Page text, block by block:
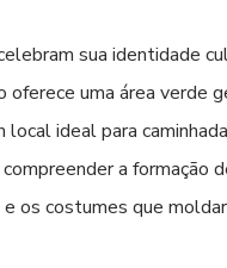
sua identidade
uma área verde
ideal para
a formação
os costumes que